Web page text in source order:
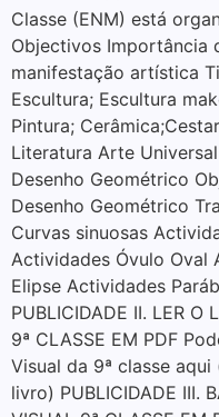
Classe (ENM) está
Objectivos Importância
manifestação artística
Escultura; Escultura
Pintura;
Literatura Arte
Desenho Geométrico
Desenho Geométrico
Curvas sinuosas
Actividades Óvulo Oval
Elipse Actividades
PUBLICIDADE II. LER O
9ª CLASSE EM PDF
Visual da 9ª classe
livro) PUBLICIDADE III.